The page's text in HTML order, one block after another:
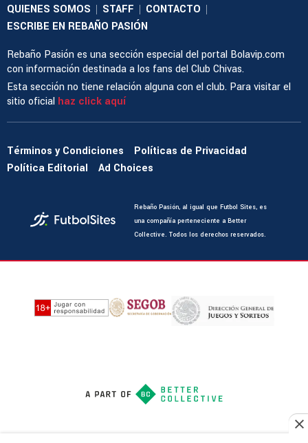
QUIENES SOMOS | STAFF | CONTACTO |
ESCRIBE EN REBAÑO PASIÓN
Rebaño Pasión es una sección especial del portal Bolavip.com
con información destinada a los fans del Club Chivas.
Esta sección no tiene relación alguna con el club. Para visitar el
sitio oficial haz click aquí
Términos y Condiciones
Políticas de Privacidad
Política Editorial
Ad Choices
Rebaño Pasión, al igual que Futbol Sites, es
una compañía perteneciente a Better
Collective. Todos los derechos reservados.